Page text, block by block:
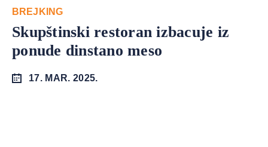
BREJKING
Skupštinski restoran izbacuje iz
ponude dinstano meso
17. MAR. 2025.